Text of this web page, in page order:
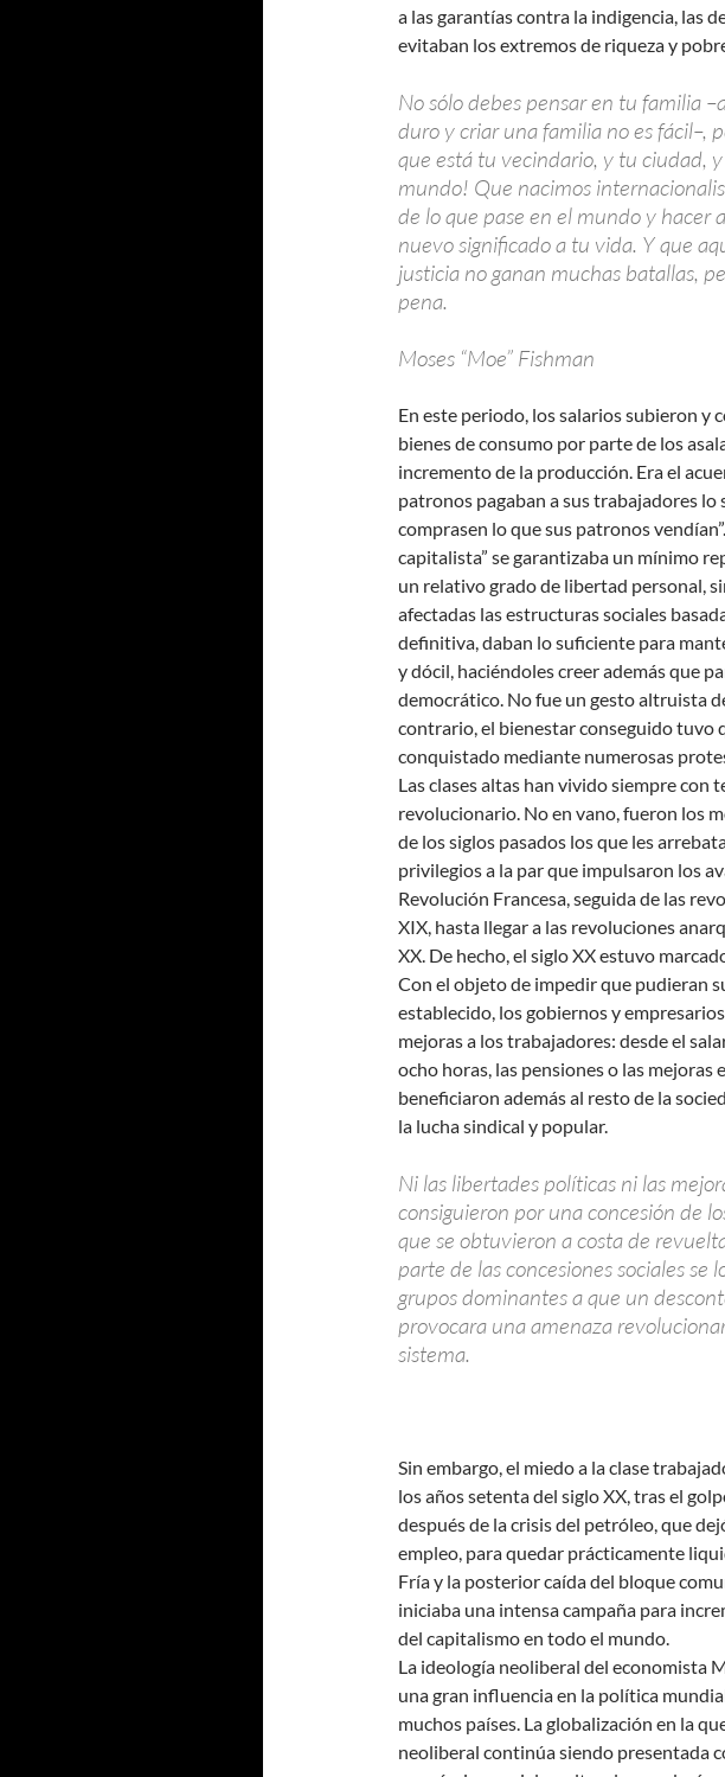
a las garantías contra la indigencia, las
evitaban los extremos de riqueza y
No sólo debes pensar en tu familia
duro y criar una familia no es fácil–,
que está tu vecindario, y tu ciudad,
mundo! Que nacimos
de lo que pase en el mundo y hacer
nuevo significado a tu vida. Y que
justicia no ganan muchas batallas,
pena.
Moses “Moe” Fishman
En este periodo, los salarios subieron y
bienes de consumo por parte de los
incremento de la producción. Era el
patronos pagaban a sus trabajadores lo
comprasen lo que sus patronos
capitalista” se garantizaba un mínimo
un relativo grado de libertad personal,
afectadas las estructuras sociales
definitiva, daban lo suficiente para
y dócil, haciéndoles creer además que
democrático. No fue un gesto altruista
contrario, el bienestar conseguido tuvo
conquistado mediante numerosas
Las clases altas han vivido siempre con
revolucionario. No en vano, fueron los
de los siglos pasados los que les
privilegios a la par que impulsaron los
Revolución Francesa, seguida de las
XIX, hasta llegar a las revoluciones
XX. De hecho, el siglo XX estuvo
Con el objeto de impedir que pudieran
establecido, los gobiernos y
mejoras a los trabajadores: desde el
ocho horas, las pensiones o las mejoras
beneficiaron además al resto de la
la lucha sindical y popular.
Ni las libertades políticas ni las
consiguieron por una concesión de
que se obtuvieron a costa de
parte de las concesiones sociales se
grupos dominantes a que un
provocara una amenaza
sistema.
Sin embargo, el miedo a la clase
los años setenta del siglo XX, tras el
después de la crisis del petróleo, que
empleo, para quedar prácticamente
Fría y la posterior caída del bloque
iniciaba una intensa campaña para
del capitalismo en todo el mundo.
La ideología neoliberal del economista
una gran influencia en la política
muchos países. La globalización en la
neoliberal continúa siendo presentada